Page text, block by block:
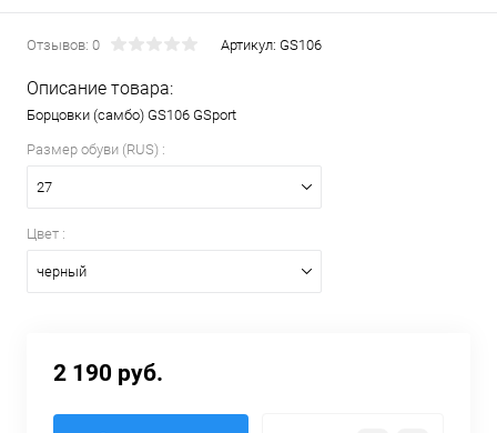
Отзывов: 0 Артикул: GS106
Описание товара:
Борцовки (самбо) GS106 GSport
Размер обуви (RUS) :
27
Цвет :
черный
2 190 руб.